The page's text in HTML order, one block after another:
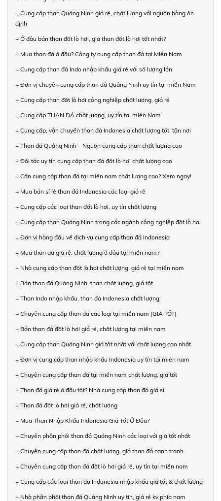
+ Cung cấp than Quảng Ninh giá rẻ, chất lượng với nguồn hàng ổn
định
+ Ở đâu bán than đốt lò hơi, giá than đốt lò hơi tốt nhất?
+ Mua than đá ở đâu? Công ty cung cấp than đá tại Miền Nam
+ Cung cấp than đá Indo nhập khẩu giá rẻ với số lượng lớn
+ Đơn vị chuyên cung cấp than đá Quảng Ninh uy tín tại miền Nam
+ Cung cấp than đốt lò hơi công nghiệp chất lượng, giá rẻ
+ Cung cấp THAN ĐÁ chất lượng, uy tín tại miền Nam
+ Cung cấp, vận chuyển than đá Indonesia chất lượng tốt, tận nơi
+ Than đá Quảng Ninh – Nguồn cung cấp than chất lượng cao
+ Đối tác uy tín cung cấp than đá đốt lò hơi chất lượng cao
+ Cần cung cấp than đá tại miền nam chất lượng cao? Xem ngay!
+ Mua bán sỉ lẻ than đá Indonesia các loại giá rẻ
+ Cung cấp các loại than đốt lò hơi, uy tín chất lượng
+ Cung cấp than Quảng Ninh trong các ngành công nghiệp đốt lò hơi
+ Đơn vị hàng đầu về dịch vụ cung cấp than đá Indonesia
+ Mua than đá giá rẻ, chất lượng ở đâu tại miền nam?
+ Nhà cung cấp than đốt lò hơi chất lượng, giá rẻ tại miền nam
+ Bán than đá Quảng Ninh, than chất lượng, giá tốt
+ Than Indo nhập khẩu, than đá Indonesia chất lượng
+ Chuyên cung cấp than đá các loại tại miền nam [GIÁ TỐT]
+ Bán than đá đốt lò hơi giá rẻ, chất lượng tại miền nam
+ Cung cấp than Quảng Ninh giá tốt nhất với chất lượng cao nhất
+ Đơn vị cung cấp than nhập khẩu Indonesia uy tín tại miền nam
+ Chuyên cung cấp than đá tại miền nam chất lượng, giá tốt
+ Than đá giá rẻ ở đâu tốt? Nhà cung cấp than đá giá sỉ
+ Than đá đốt lò hơi giá rẻ, chất lượng
+ Mua Than Nhập Khẩu Indonesia Giá Tốt Ở Đâu?
+ Chuyên phân phối than đá Quảng Ninh các loại với giá tốt nhất
+ Chuyên cung cấp than đá chất lượng, giá than đá cạnh tranh
+ Chuyên cung cấp than đá đốt lò hơi giá rẻ, uy tín tại miền nam
+ Cung cấp các loại than đá Indonesia nhập khẩu giá tốt & chất lượng
+ Nhà phân phối than đá Quảng Ninh uy tín, giá rẻ kv phía nam